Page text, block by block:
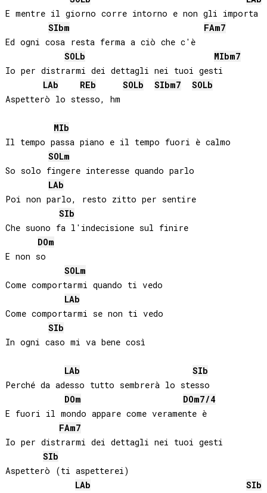
E mentre il giorno corre intorno e non gli importa
SIbm FAm7
Ed ogni cosa resta ferma a ciò che c'è
SOLb
MIbm7
Io per distrarmi dei dettagli nei tuoi gesti
LAb
REb SOLb SIbm7
SOLb
MIb
Il tempo passa piano e il tempo fuori è calmo
SOLm
So solo fingere interesse quando parlo
LAb
Poi non parlo, resto zitto per sentire
SIb
Che suono fa l'indecisione sul finire
DOm
E non so
SOLm
Come comportarmi quando ti vedo
LAb
Come comportarmi se non ti vedo
SIb
In ogni caso mi va bene così
LAb
SIb
Perché da adesso tutto sembrerà lo stesso
DOm DOm7/4
E fuori il mondo appare come veramente è
FAm7
Io per distrarmi dei dettagli nei tuoi gesti
SIb
Aspetterò (ti aspetterei)
LAb
SIb